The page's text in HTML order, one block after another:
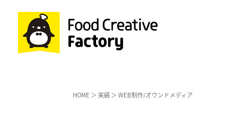
HOME ＞ 実績 ＞ WEB制作/オウンドメディア